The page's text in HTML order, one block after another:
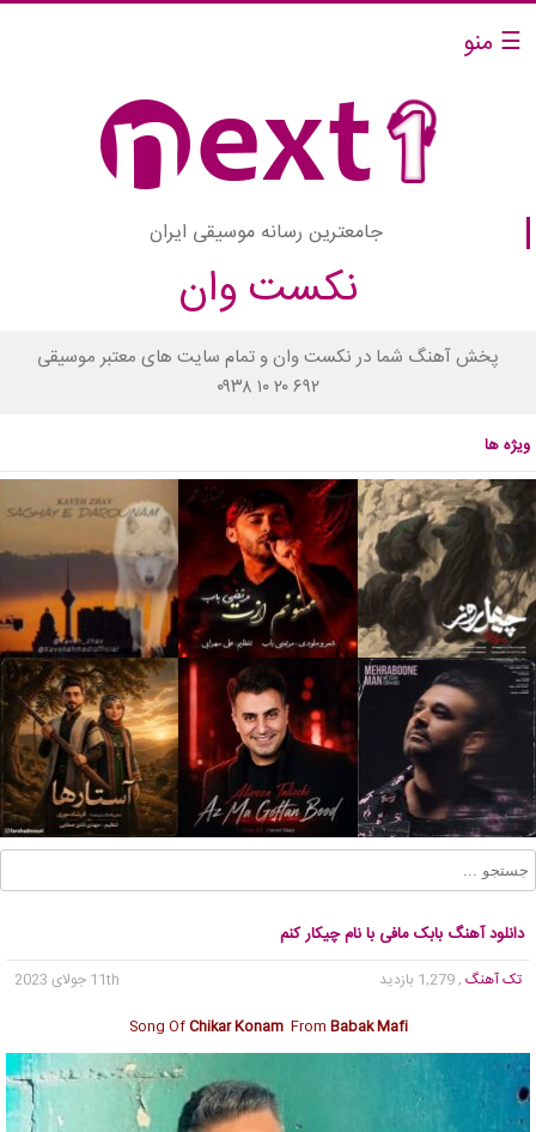
☰ منو
جامعترین رسانه موسیقی ایران
نکست وان
پخش آهنگ شما در نکست وان و تمام سایت های معتبر موسیقی
۰۹۳۸ ۱۰ ۲۰ ۶۹۲
ویژه ها
دانلود آهنگ بابک مافی با نام چیکار کنم
تک آهنگ , 1,279 بازدید
11th جولای 2023
Song OfChikar Konam From Babak Mafi